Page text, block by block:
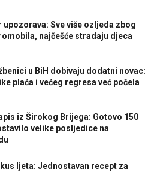
upozorava: Sve više ozljeda zbog
najčešće stradaju djeca
u BiH dobivaju dodatni novac:
plaća i većeg regresa već počela
iz Širokog Brijega: Gotovo 150
velike posljedice na
ljeta: Jednostavan recept za